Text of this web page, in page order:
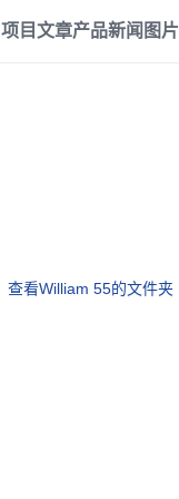
项目文章产品新闻 图片
查看William 55的文件夹